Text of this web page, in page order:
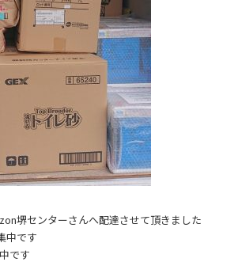
堺センターさんへ配達させて頂きました
中です
です